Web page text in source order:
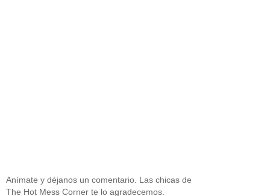
Anímate y déjanos un comentario. Las chicas de
The Hot Mess Corner te lo agradecemos.